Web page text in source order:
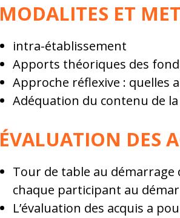
MODALITES ET
intra-établissement
Apports théoriques des
Approche réflexive : quelles
Adéquation du contenu de
ÉVALUATION DES
Tour de table au
chaque participant au
L’évaluation des acquis a